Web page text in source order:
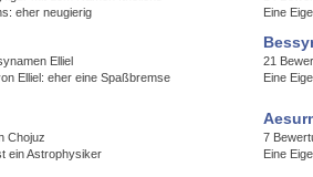
eher neugierig
Eine
Elliel
Elliel: eher eine Spaßbremse
21
Eine
Chojuz
ein Astrophysiker
7
Eine